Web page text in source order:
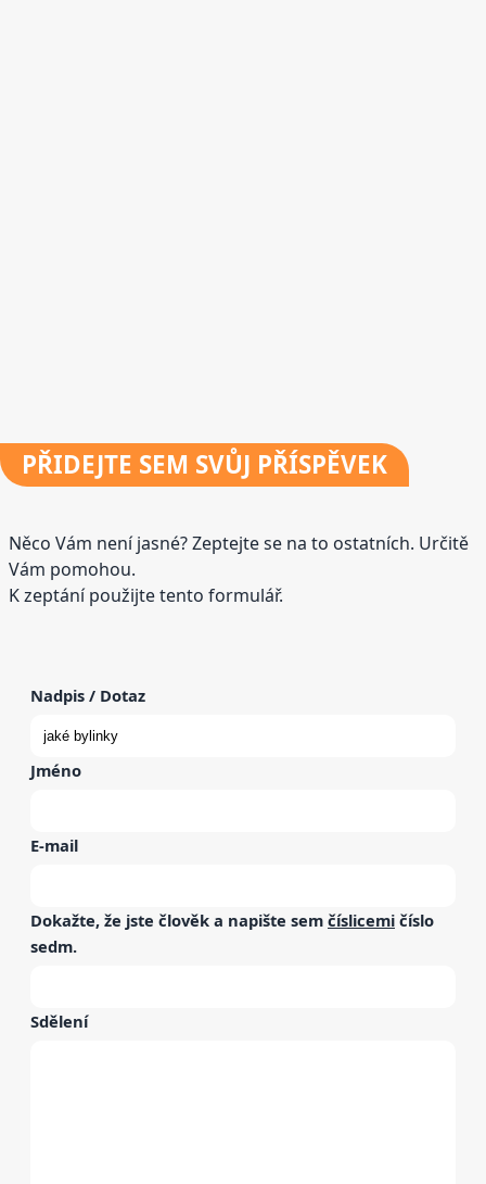
PŘIDEJTE SEM SVŮJ PŘÍSPĚVEK
Něco Vám není jasné? Zeptejte se na to ostatních. Určitě
Vám pomohou.
K zeptání použijte tento formulář.
Nadpis / Dotaz
Jméno
E-mail
Dokažte, že jste člověk a napište sem číslicemi číslo
sedm.
Sdělení